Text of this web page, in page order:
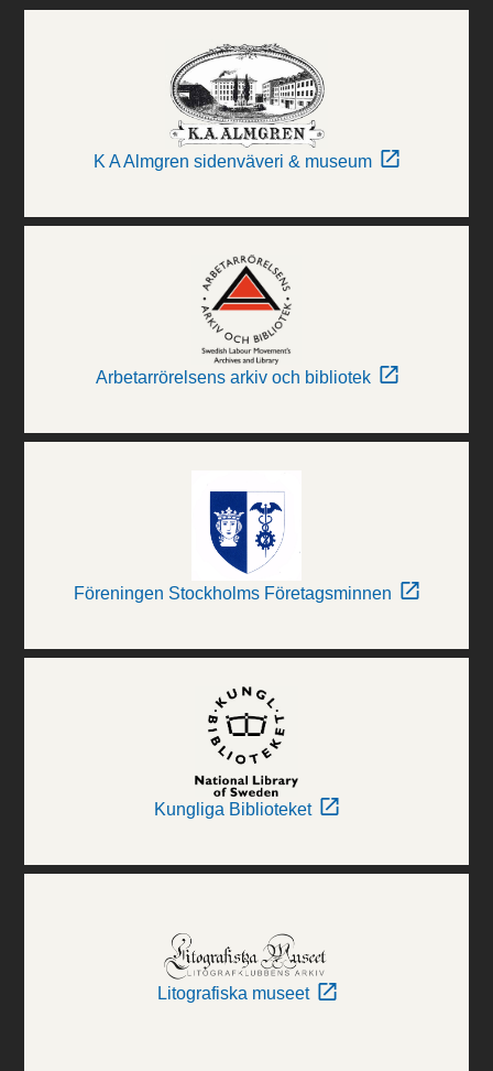
K A Almgren sidenväveri & museum
Arbetarrörelsens arkiv och bibliotek
Föreningen Stockholms Företagsminnen
Kungliga Biblioteket
Litografiska museet